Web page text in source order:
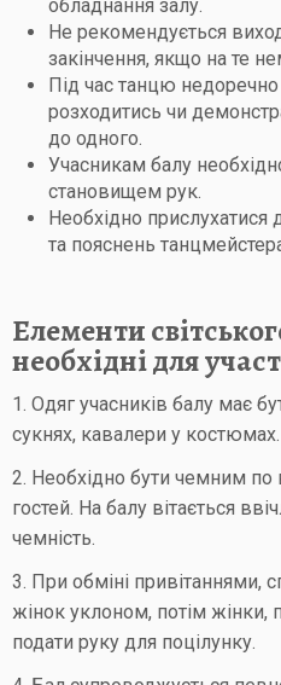
обладнання залу.
Не рекомендується
закінчення, якщо на те
Під час танцю
розходитись чи
до одного.
Учасникам балу
становищем рук.
Необхідно прислухатися
та пояснень
Елементи
необхідні для
1. Одяг учасників балу має
сукнях, кавалери у костюмах.
2. Необхідно бути чемним
гостей. На балу вітається
чемність.
3. При обміні привітаннями,
жінок уклоном, потім жінки,
подати руку для поцілунку.